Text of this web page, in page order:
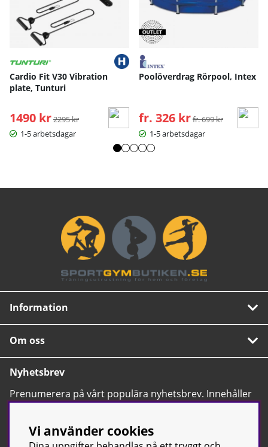
Cardio Fit V30 Vibration
plate, Tunturi
1490 kr Ordinarie pris:
2295 kr
1-5 arbetsdagar
Poolöverdrag Rörpool, Intex
fr. 326 kr Ordinarie pris:
fr. 699 kr
1-5 arbetsdagar
Information
Om oss
Nyhetsbrev
Prenumerera på vårt populära nyhetsbrev. Innehåller
tips, nyheter och våra allra bästa erbjudanden.
Vi använder cookies